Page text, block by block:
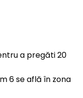
a pregăti 20
6 se află în zona